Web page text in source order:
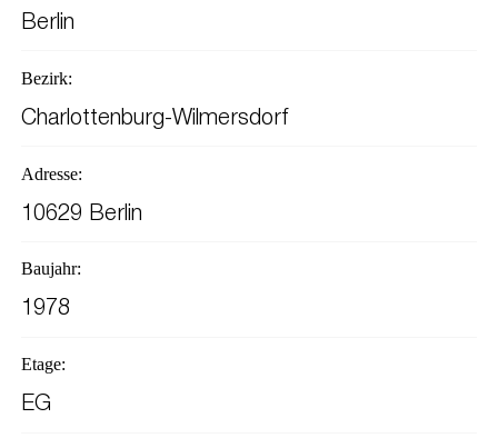
Berlin
Bezirk:
Charlottenburg-Wilmersdorf
Adresse:
10629 Berlin
Baujahr:
1978
Etage:
EG